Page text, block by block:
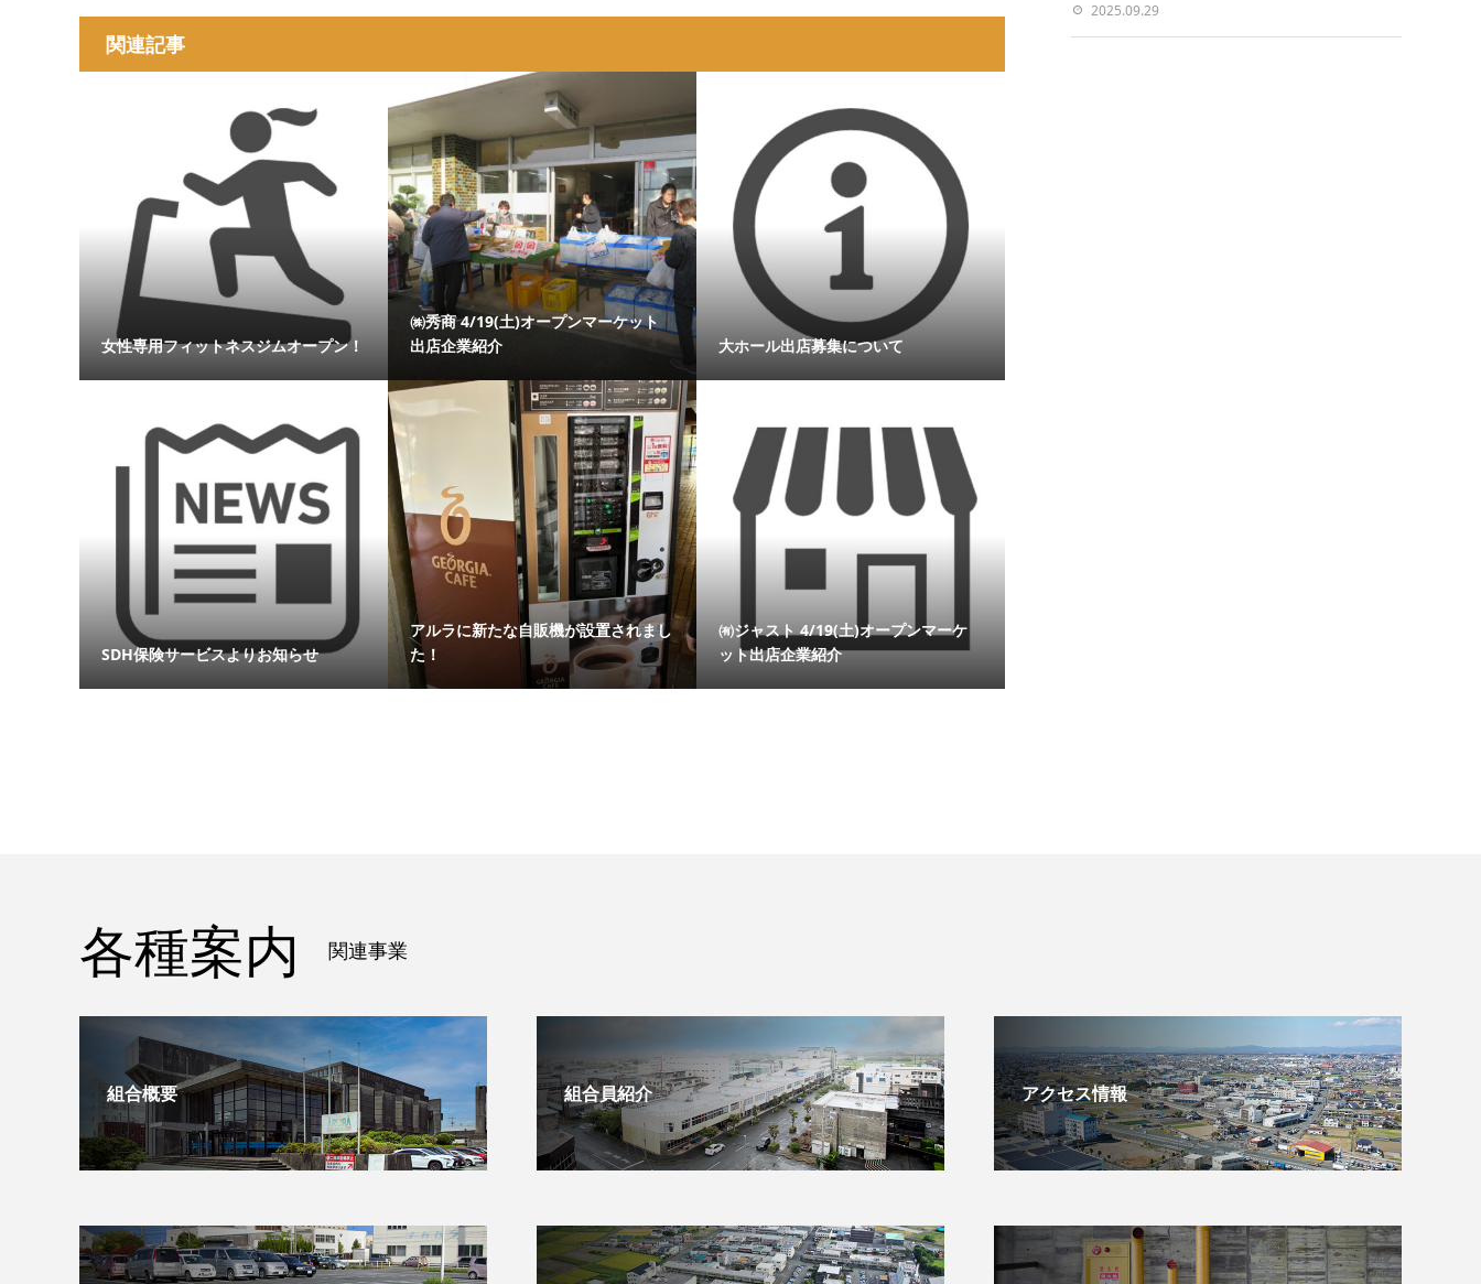
関連記事
女性専用フィットネスジムオープン！
㈱秀商 4/19(土)オープンマーケット
出店企業紹介
大ホール出店募集について
SDH保険サービスよりお知らせ
アルラに新たな自販機が設置されまし
た！
㈲ジャスト 4/19(土)オープンマーケ
ット出店企業紹介
2025.09.29
各種案内 関連事業
組合概要 組合員紹介 アクセス情報